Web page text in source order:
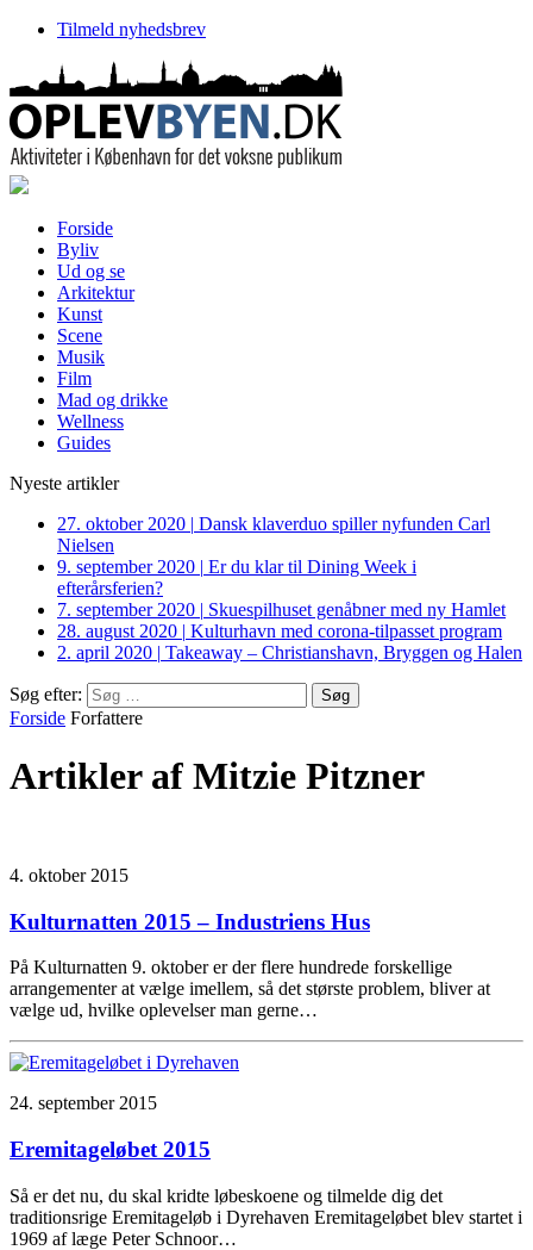
Tilmeld nyhedsbrev
Forside
Byliv
Ud og se
Arkitektur
Kunst
Scene
Musik
Film
Mad og drikke
Wellness
Guides
Nyeste artikler
27. oktober 2020 | Dansk klaverduo spiller nyfunden Carl
Nielsen
9. september 2020 | Er du klar til Dining Week i
efterårsferien?
7. september 2020 | Skuespilhuset genåbner med ny Hamlet
28. august 2020 | Kulturhavn med corona-tilpasset program
2. april 2020 | Takeaway – Christianshavn, Bryggen og Halen
Søg efter:
Forside Forfattere
Artikler af Mitzie Pitzner
4. oktober 2015
Kulturnatten 2015 – Industriens Hus
På Kulturnatten 9. oktober er der flere hundrede forskellige
arrangementer at vælge imellem, så det største problem, bliver at
vælge ud, hvilke oplevelser man gerne…
24. september 2015
Eremitageløbet 2015
Så er det nu, du skal kridte løbeskoene og tilmelde dig det
traditionsrige Eremitageløb i Dyrehaven Eremitageløbet blev startet i
1969 af læge Peter Schnoor…